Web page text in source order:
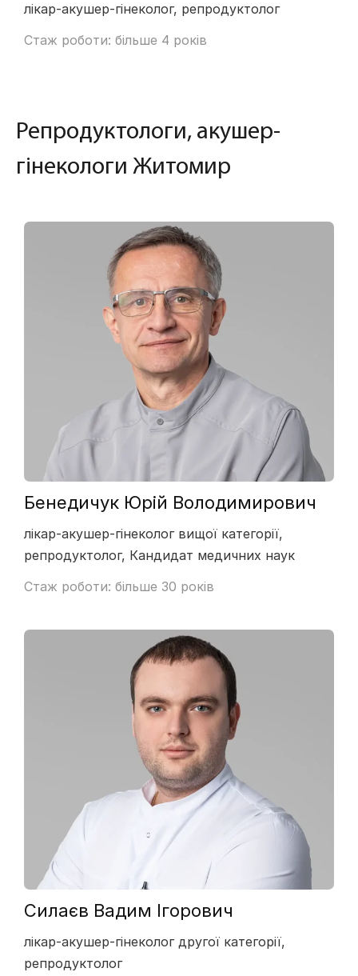
лікар-акушер-гінеколог, репродуктолог
Стаж роботи: більше 4 років
Репродуктологи, акушер-
гінекологи Житомир
Бенедичук Юрій Володимирович
лікар-акушер-гінеколог вищої категорії,
репродуктолог, Кандидат медичних наук
Стаж роботи: більше 30 років
Силаєв Вадим Ігорович
лікар-акушер-гінеколог другої категорії,
репродуктолог